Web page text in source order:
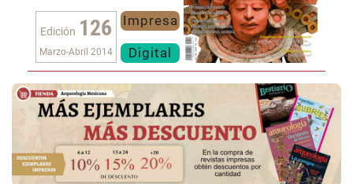
Edición 126
Marzo-Abril 2014
Impresa
Digital